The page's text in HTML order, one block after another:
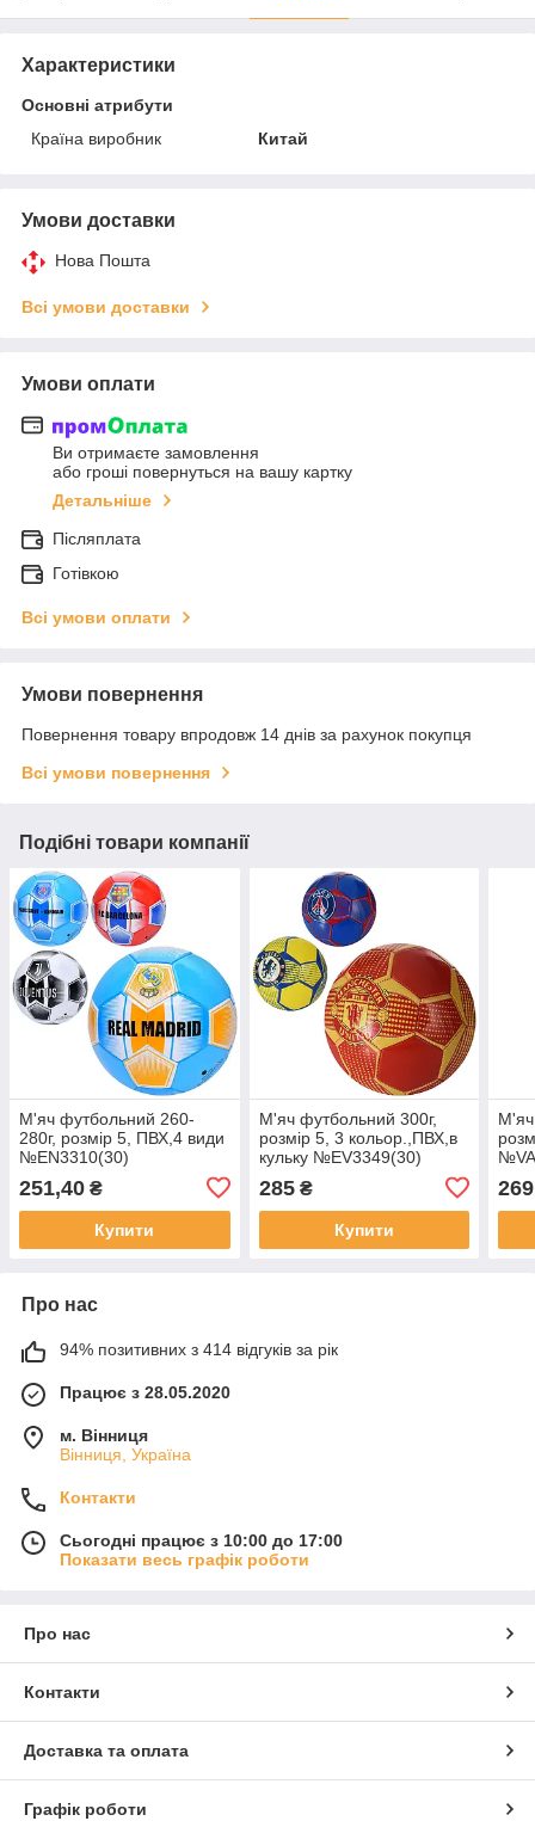
Характеристики
Основні атрибути
Країна виробник
Китай
Умови доставки
Нова Пошта
Всі умови доставки
Умови оплати
Ви отримаєте замовлення
або гроші повернуться на вашу картку
Детальніше
Післяплата
Готівкою
Всі умови оплати
Умови повернення
Повернення товару впродовж 14 днів за рахунок покупця
Всі умови повернення
Подібні товари компанії
М'яч футбольний 260-
280г, розмір 5, ПВХ,4 види
№EN3310(30)
251,40 ₴
Купити
М'яч футбольний 300г,
розмір 5, 3 кольор.,ПВХ,в
кульку №EV3349(30)
285₴
Купити
М'яч
269
Про нас
94% позитивних з 414 відгуків за рік
Працює з 28.05.2020
м. Вінниця
Вінниця, Україна
Контакти
Сьогодні працює з 10:00 до 17:00
Показати весь графік роботи
Про нас
Контакти
Доставка та оплата
Графік роботи